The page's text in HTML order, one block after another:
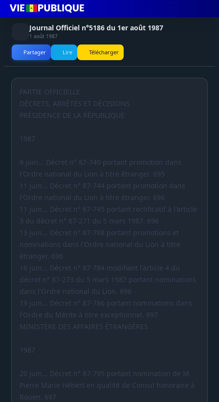
Journal Officiel n°5186 du 1er août 1987
1 août 1987
Partager Lire Télécharger
PARTIE OFFICIELLE
DÉCRETS, ARRÊTÉS ET DÉCISIONS
PRÉSIDENCE DE LA RÉPUBLIQUE
1987
9 juin... Décret n° 87-740 portant promotion dans
l'Ordre national du Lion à titre étranger. 695
11 juin... Décret n° 87-744 portant promotion dans
l'Ordre national du Lion à titre étranger. 696
11 juin... Décret n° 87-745 portant rectificatif à l'article
3 du décret n° 87-271 du 5 mars 1987. 696
13 juin... Décret n° 87-768 portant promotions et
nominations dans l'Ordre national du Lion à titre
étranger. 696
16 juin... Décret n° 87-784 modifiant l'article 4 du
décret n° 87-273 du 5 mars 1987 portant nominations
dans l'Ordre national du Lion. 696
19 juin... Décret n° 87-786 portant nominations dans
l'Ordre du Mérite à titre exceptionnel. 697
MINISTÈRE DES AFFAIRES ÉTRANGÈRES
1987
20 juin... Décret n° 87-795 portant nomination de M.
Pierre Marie Hébert en qualité de Consul honoraire à
Rouen. 697